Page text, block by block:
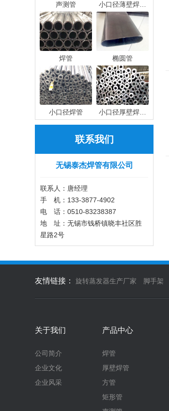
声测管 小口径薄壁焊…
焊管 椭圆管
小口径焊管 小口径厚壁焊…
联系我们
无锡泰杰焊管有限公司
联系人：唐经理
手 机：133-3877-4902
电 话：0510-83238387
地 址：无锡市钱桥镇晓丰社区胜
星路2号
友情链接： 旋转蒸发器生产厂家 脚手架
关于我们
公司简介
企业文化
企业风采
产品中心
焊管
厚壁焊管
方管
矩形管